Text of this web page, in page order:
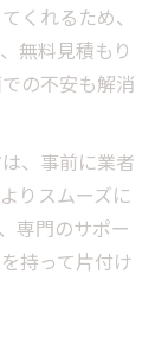
くれるため、
無料見積もり
の不安も解消
、事前に業者
りスムーズに
専門のサポー
持って片付け